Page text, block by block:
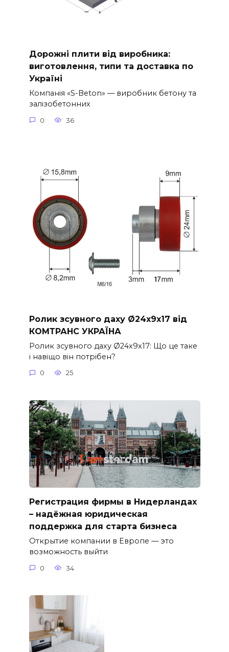
Дорожні плити від виробника:
виготовлення, типи та доставка по
Україні
Компанія «S-Beton» — виробник бетону та
залізобетонних
0 36
Ролик зсувного даху Ø24x9x17 від
КОМТРАНС УКРАЇНА
Ролик зсувного даху Ø24x9x17: Що це таке
і навіщо він потрібен?
0 25
Регистрация фирмы в Нидерландах
– надёжная юридическая
поддержка для старта бизнеса
Открытие компании в Европе — это
возможность выйти
0 34